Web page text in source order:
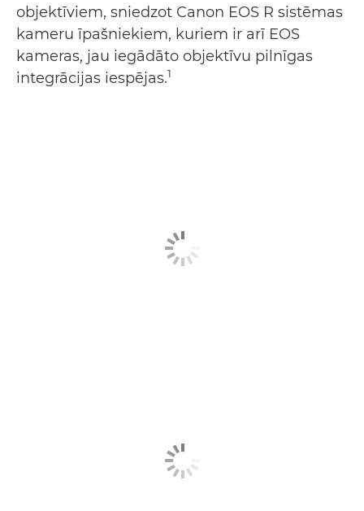
Related products
objektīviem, sniedzot Canon EOS R sistēmas
kameru īpašniekiem, kuriem ir arī EOS
kameras, jau iegādāto objektīvu pilnīgas
integrācijas iespējas.1